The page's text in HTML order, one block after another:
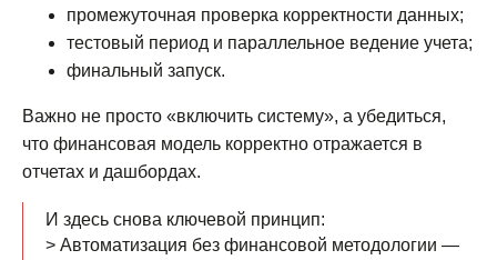
промежуточная проверка корректности данных;
тестовый период и параллельное ведение учета;
финальный запуск.
Важно не просто «включить систему», а убедиться,
что финансовая модель корректно отражается в
отчетах и дашбордах.
И здесь снова ключевой принцип:
> Автоматизация без финансовой методологии —